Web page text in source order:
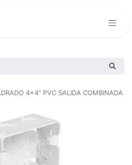
4x4" PVC SALIDA COMBINADA